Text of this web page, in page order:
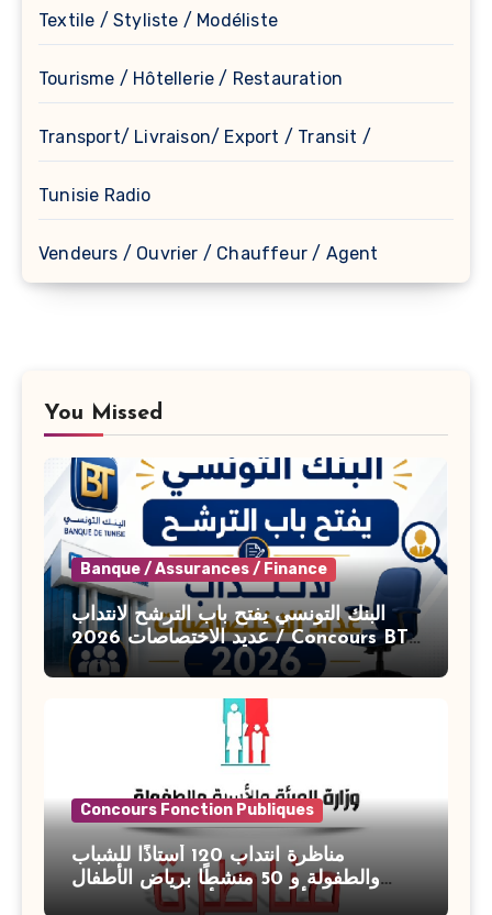
Textile / Styliste / Modéliste
Tourisme / Hôtellerie / Restauration
Transport/ Livraison/ Export / Transit /
Tunisie Radio
Vendeurs / Ouvrier / Chauffeur / Agent
You Missed
Banque / Assurances / Finance
البنك التونسي يفتح باب الترشح لانتداب
عديد الاختصاصات 2026 / Concours BT
Banque de Tunisie 2026
Concours Fonction Publiques
مناظرة انتداب 120 أستاذًا للشباب
والطفولة و 50 منشطًا برياض الأطفال
بوزارة الأسرة والمرأة والطفولة وكبار